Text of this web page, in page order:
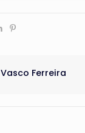
Vasco Ferreira